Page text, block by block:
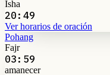
Isha
20:49
Ver horarios de oración
Pohang
Fajr
03:59
amanecer